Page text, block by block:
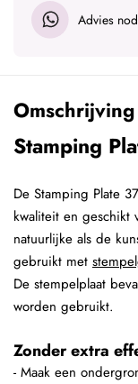
Advies
Omschrijving
Stamping
De Stamping Plate
kwaliteit en geschikt
natuurlijke als de
gebruikt met
De stempelplaat
worden gebruikt.
Zonder extra
- Maak een